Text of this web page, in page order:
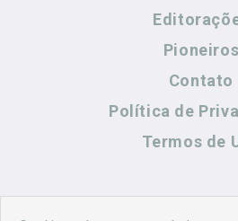
Pioneiros
Contato
Política de
Termos de